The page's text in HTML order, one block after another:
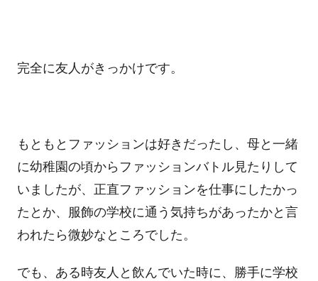
完全に友人がきっかけです。
もともとファッションは好きだったし、母と一緒
に幼稚園の頃からファッションバトル見たりして
いましたが、正直ファッションを仕事にしたかっ
たとか、服飾の学校に通う気持ちがあったかと言
われたら微妙なところでした。
でも、ある時友人と飲んでいた時に、勝手に学校